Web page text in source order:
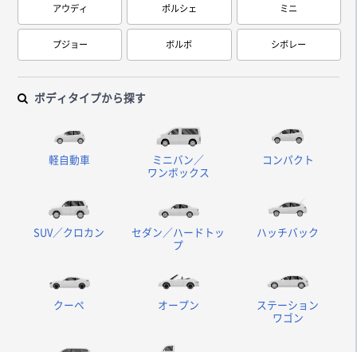
アウディ ポルシェ ミニ
プジョー ボルボ シボレー
ボディタイプから探す
軽自動車
ミニバン／
ワンボックス
コンパクト
SUV／クロカン
セダン／ハードトッ
プ
ハッチバック
クーペ オープン
ステーション
ワゴン